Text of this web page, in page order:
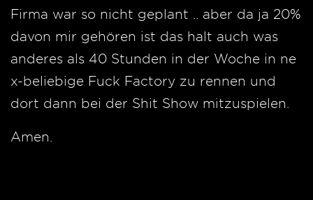
Firma war so nicht geplant .. aber da ja 20%
davon mir gehören ist das halt auch was
anderes als 40 Stunden in der Woche in ne
x-beliebige Fuck Factory zu rennen und
dort dann bei der Shit Show mitzuspielen.
Amen.